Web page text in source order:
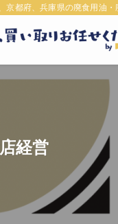
京都府、兵庫県の廃食用油
経営